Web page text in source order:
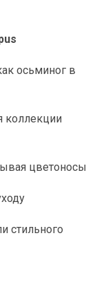
осьминог в
коллекции
цветоносы
стильного